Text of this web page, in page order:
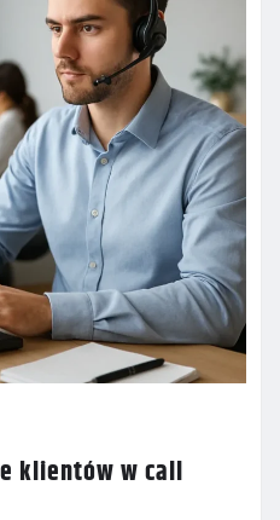
klientów w call